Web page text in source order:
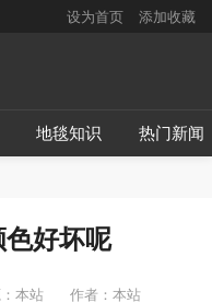
设为首页 添加收藏
地毯知识 热门新闻
好坏呢
本站 作者：本站